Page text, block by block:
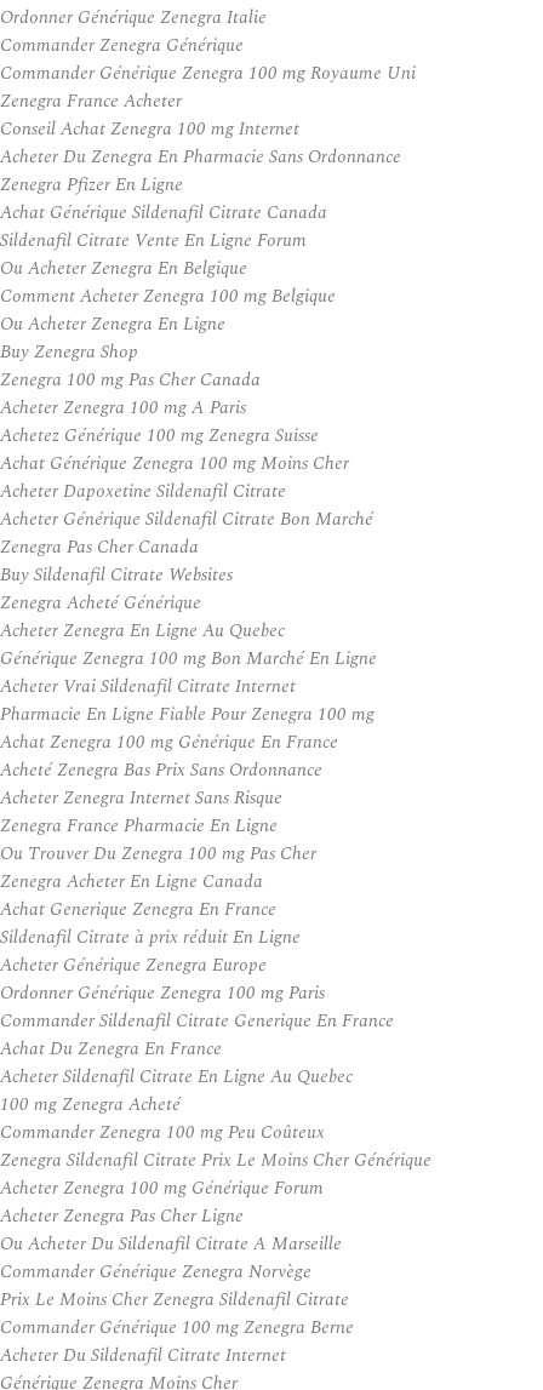
Ordonner Générique Zenegra Italie
Commander Zenegra Générique
Commander Générique Zenegra 100 mg Royaume Uni
Zenegra France Acheter
Conseil Achat Zenegra 100 mg Internet
Acheter Du Zenegra En Pharmacie Sans Ordonnance
Zenegra Pfizer En Ligne
Achat Générique Sildenafil Citrate Canada
Sildenafil Citrate Vente En Ligne Forum
Ou Acheter Zenegra En Belgique
Comment Acheter Zenegra 100 mg Belgique
Ou Acheter Zenegra En Ligne
Buy Zenegra Shop
Zenegra 100 mg Pas Cher Canada
Acheter Zenegra 100 mg A Paris
Achetez Générique 100 mg Zenegra Suisse
Achat Générique Zenegra 100 mg Moins Cher
Acheter Dapoxetine Sildenafil Citrate
Acheter Générique Sildenafil Citrate Bon Marché
Zenegra Pas Cher Canada
Buy Sildenafil Citrate Websites
Zenegra Acheté Générique
Acheter Zenegra En Ligne Au Quebec
Générique Zenegra 100 mg Bon Marché En Ligne
Acheter Vrai Sildenafil Citrate Internet
Pharmacie En Ligne Fiable Pour Zenegra 100 mg
Achat Zenegra 100 mg Générique En France
Acheté Zenegra Bas Prix Sans Ordonnance
Acheter Zenegra Internet Sans Risque
Zenegra France Pharmacie En Ligne
Ou Trouver Du Zenegra 100 mg Pas Cher
Zenegra Acheter En Ligne Canada
Achat Generique Zenegra En France
Sildenafil Citrate à prix réduit En Ligne
Acheter Générique Zenegra Europe
Ordonner Générique Zenegra 100 mg Paris
Commander Sildenafil Citrate Generique En France
Achat Du Zenegra En France
Acheter Sildenafil Citrate En Ligne Au Quebec
100 mg Zenegra Acheté
Commander Zenegra 100 mg Peu Coûteux
Zenegra Sildenafil Citrate Prix Le Moins Cher Générique
Acheter Zenegra 100 mg Générique Forum
Acheter Zenegra Pas Cher Ligne
Ou Acheter Du Sildenafil Citrate A Marseille
Commander Générique Zenegra Norvège
Prix Le Moins Cher Zenegra Sildenafil Citrate
Commander Générique 100 mg Zenegra Berne
Acheter Du Sildenafil Citrate Internet
Générique Zenegra Moins Cher